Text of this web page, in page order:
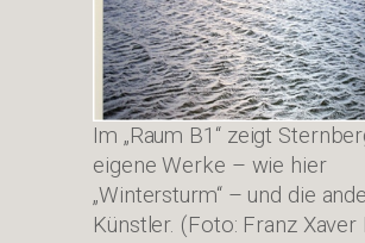
Im „Raum B1“ zeigt
eigene Werke – wie hier
„Wintersturm“ – und die
Künstler. (Foto: Franz Xaver